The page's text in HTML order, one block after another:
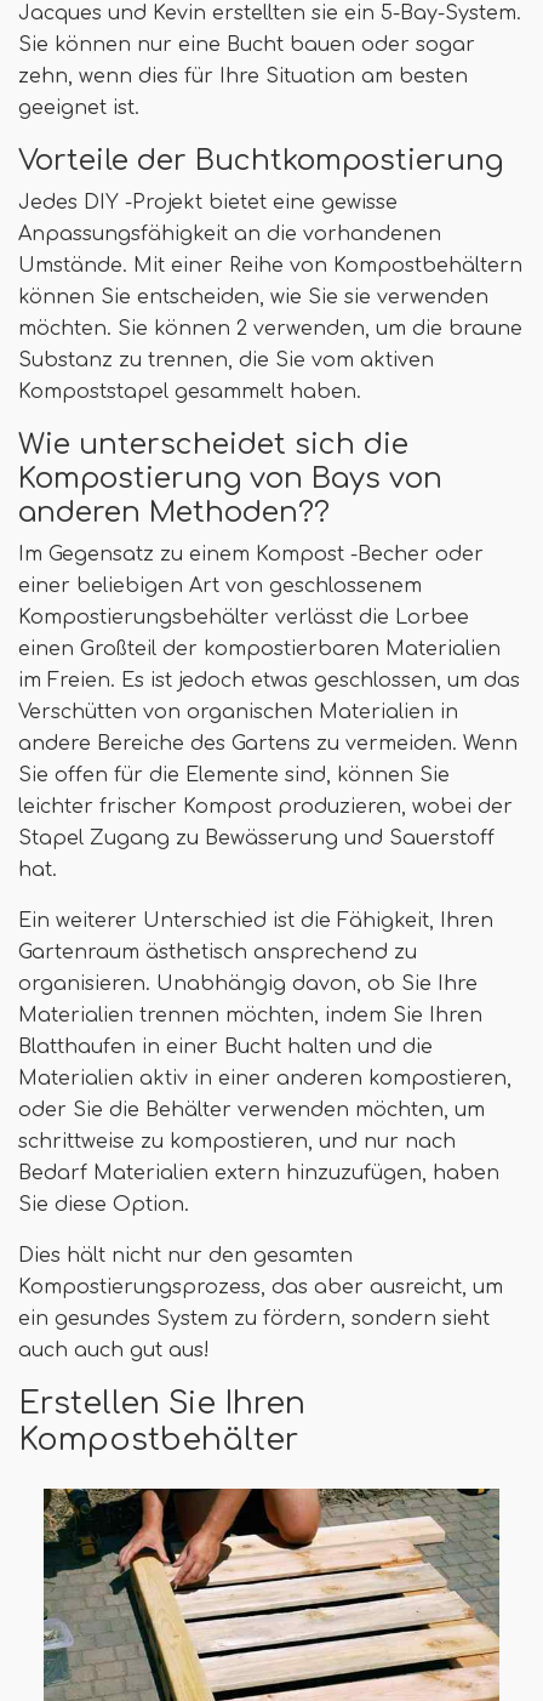
Jacques und Kevin erstellten sie ein 5-Bay-System.
Sie können nur eine Bucht bauen oder sogar
zehn, wenn dies für Ihre Situation am besten
geeignet ist.
Vorteile der Buchtkompostierung
Jedes DIY -Projekt bietet eine gewisse
Anpassungsfähigkeit an die vorhandenen
Umstände. Mit einer Reihe von Kompostbehältern
können Sie entscheiden, wie Sie sie verwenden
möchten. Sie können 2 verwenden, um die braune
Substanz zu trennen, die Sie vom aktiven
Kompoststapel gesammelt haben.
Wie unterscheidet sich die
Kompostierung von Bays von
anderen Methoden??
Im Gegensatz zu einem Kompost -Becher oder
einer beliebigen Art von geschlossenem
Kompostierungsbehälter verlässt die Lorbee
einen Großteil der kompostierbaren Materialien
im Freien. Es ist jedoch etwas geschlossen, um das
Verschütten von organischen Materialien in
andere Bereiche des Gartens zu vermeiden. Wenn
Sie offen für die Elemente sind, können Sie
leichter frischer Kompost produzieren, wobei der
Stapel Zugang zu Bewässerung und Sauerstoff
hat.
Ein weiterer Unterschied ist die Fähigkeit, Ihren
Gartenraum ästhetisch ansprechend zu
organisieren. Unabhängig davon, ob Sie Ihre
Materialien trennen möchten, indem Sie Ihren
Blatthaufen in einer Bucht halten und die
Materialien aktiv in einer anderen kompostieren,
oder Sie die Behälter verwenden möchten, um
schrittweise zu kompostieren, und nur nach
Bedarf Materialien extern hinzuzufügen, haben
Sie diese Option.
Dies hält nicht nur den gesamten
Kompostierungsprozess, das aber ausreicht, um
ein gesundes System zu fördern, sondern sieht
auch auch gut aus!
Erstellen Sie Ihren
Kompostbehälter